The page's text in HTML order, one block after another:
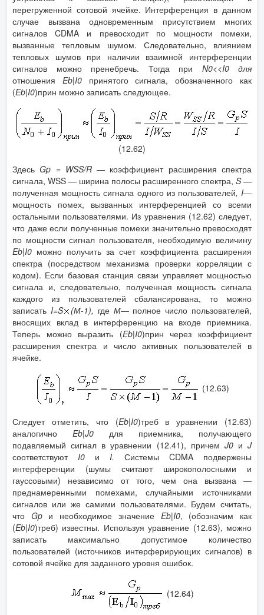
перегруженной сотовой ячейке. Интерференция в данном
случае вызвана одновременным присутствием многих
сигналов CDMA и превосходит по мощности помехи,
вызванные тепловым шумом. Следовательно, влиянием
тепловых шумов при наличии взаимной интерференции
сигналов можно пренебречь. Тогда при N0<<I0для
отношения Eb|I0принятого сигнала, обозначенного как
(Eb|I0)прин можно записать следующее.
(12.62)
ЗдесьGp = WSS/R— коэффициент расширения спектра
сигнала, WSS — ширина полосы расширенного спектра, S—
полученная мощность сигнала одного из пользователей,I—
мощность помех, вызванных интерференцией со всеми
остальными пользователями. Из уравнения (12.62) следует,
что даже если полученные помехи значительно превосходят
по мощности сигнал пользователя, необходимую величину
Eb|I0 можно получить за счет коэффициента расширения
спектра (посредством механизма проверки корреляции с
кодом). Если базовая станция связи управляет мощностью
сигнала и, следовательно, полученная мощность сигнала
каждого из пользователей сбалансирована, то можно
записать I=S (М-1), где М— полное число пользователей,
вносящих вклад в интерференцию на входе приемника.
Теперь можно выразить (Eb|I0)прин через коэффициент
расширения спектра и число активных пользователей в
ячейке.
(12.63)
Следует отметить, что (Eb|I0)треб в уравнении (12.63)
аналогично Eb|J0 для приемника, получающего
подавляемый сигнал в уравнении (12.41), причем J0и J
соответствуют I0 и I. Системы CDMA подвержены
интерференции (шумы считают широкополосными и
гауссовыми) независимо от того, чем она вызвана —
преднамеренными помехами, случайными источниками
сигналов или же самими пользователями. Будем считать,
что Gpи необходимое значение Eb|I0, (обозначим как
(Eb|I0)треб) известны. Используя уравнение (12.63), можно
записать максимально допустимое количество
пользователей (источников интерферирующих сигналов) в
сотовой ячейке для заданного уровня ошибок.
(12.64)